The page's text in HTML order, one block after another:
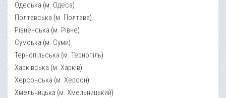
Одеська (м. Одеса)
Полтавська (м. Полтава)
Рівненська (м. Рівне)
Сумська (м. Суми)
Тернопільська (м. Тернопіль)
Харківська (м. Харків)
Херсонська (м. Херсон)
Хмельницька (м. Хмельницький)